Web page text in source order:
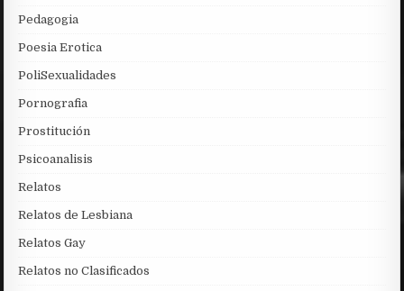
Pedagogia
Poesia Erotica
PoliSexualidades
Pornografia
Prostitución
Psicoanalisis
Relatos
Relatos de Lesbiana
Relatos Gay
Relatos no Clasificados